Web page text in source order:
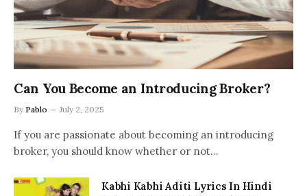
Can You Become an Introducing Broker?
By Pablo July 2, 2025
If you are passionate about becoming an introducing
broker, you should know whether or not…
Kabhi Kabhi Aditi Lyrics In Hindi